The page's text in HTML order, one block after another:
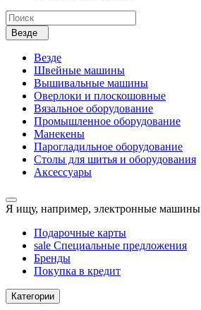
Везде
Везде
Швейные машины
Вышивальные машины
Оверлоки и плоскошовные
Вязальное оборудование
Промышленное оборудование
Манекены
Парогладильное оборудование
Столы для шитья и оборудования
Аксессуары
Я ищу, например, электронные машины
Подарочные карты
sale Специальные предложения
Бренды
Покупка в кредит
Категории